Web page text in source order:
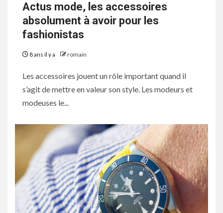
Actus mode, les accessoires
absolument à avoir pour les
fashionistas
8 ans il y a romain
Les accessoires jouent un rôle important quand il
s’agit de mettre en valeur son style. Les modeurs et
modeuses le...